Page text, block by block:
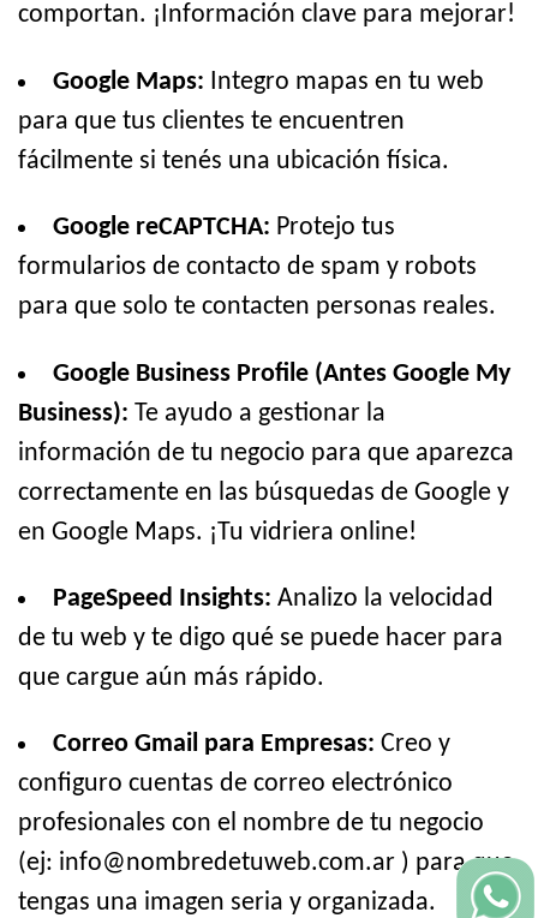
comportan. ¡Información clave para mejorar!
Google Maps: Integro mapas en tu web
para que tus clientes te encuentren
fácilmente si tenés una ubicación física.
Google reCAPTCHA: Protejo tus
formularios de contacto de spam y robots
para que solo te contacten personas reales.
Google Business Profile (Antes Google My
Business): Te ayudo a gestionar la
información de tu negocio para que aparezca
correctamente en las búsquedas de Google y
en Google Maps. ¡Tu vidriera online!
PageSpeed Insights: Analizo la velocidad
de tu web y te digo qué se puede hacer para
que cargue aún más rápido.
Correo Gmail para Empresas: Creo y
configuro cuentas de correo electrónico
profesionales con el nombre de tu negocio
(ej: info@nombredetuweb.com.ar ) para que
tengas una imagen seria y organizada.